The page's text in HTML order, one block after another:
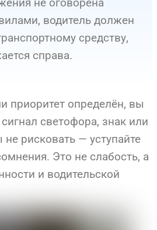
водитель должен
средству,
справа.
приоритет определён, вы
светофора, знак или
рисковать — уступайте
Это не слабость, а
и водительской